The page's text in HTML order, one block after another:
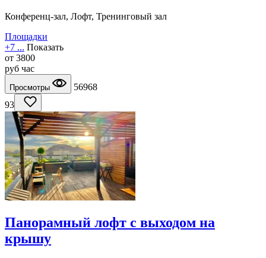
Конференц-зал, Лофт, Тренинговый зал
Площадки
+7 ... Показать
от 3800
руб час
Просмотры
56968
93
Панорамный лофт с выходом на
крышу